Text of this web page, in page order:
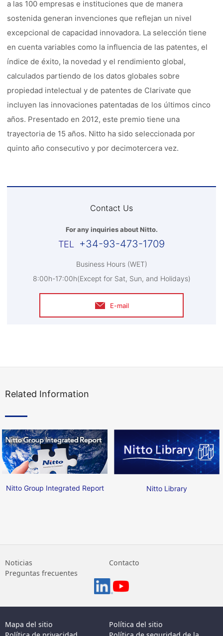
a las 100 empresas e instituciones que de manera
sostenida generan invenciones que reflejan un nivel
excepcional de capacidad innovadora. La selección tiene
en cuenta variables como la influencia de las patentes, el
índice de éxito, la novedad y el rendimiento global,
calculados partiendo de los datos globales sobre
propiedad intelectual y de patentes de Clarivate que
incluyen las innovaciones patentadas de los últimos cinco
años. Presentado en 2012, este premio tiene una
trayectoria de 15 años. Nitto ha sido seleccionada por
quinto año consecutivo y por decimotercera vez.
Contact Us
For any inquiries about Nitto.
+34-93-473-1709
Business Hours (WET)
8:00h-17:00h(Except for Sat, Sun, and Holidays)
E-mail
Related Information
Nitto Group Integrated Report Nitto Library
Noticias
Contacto
Preguntas frecuentes
Mapa del sitio
Política del sitio